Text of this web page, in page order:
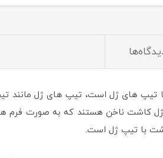
های ژل است، تیپ های ژل مانند
کاشت ناخن هستند که به صورت فرم
با تیپ ژل است.